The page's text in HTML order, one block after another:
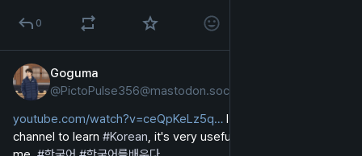
0
Goguma
@PictoPulse356@mastodon.social
youtube.com/watch?v=ceQpKeLz5q
I really like this
channel to learn #Korean, it's very useful for beginners like